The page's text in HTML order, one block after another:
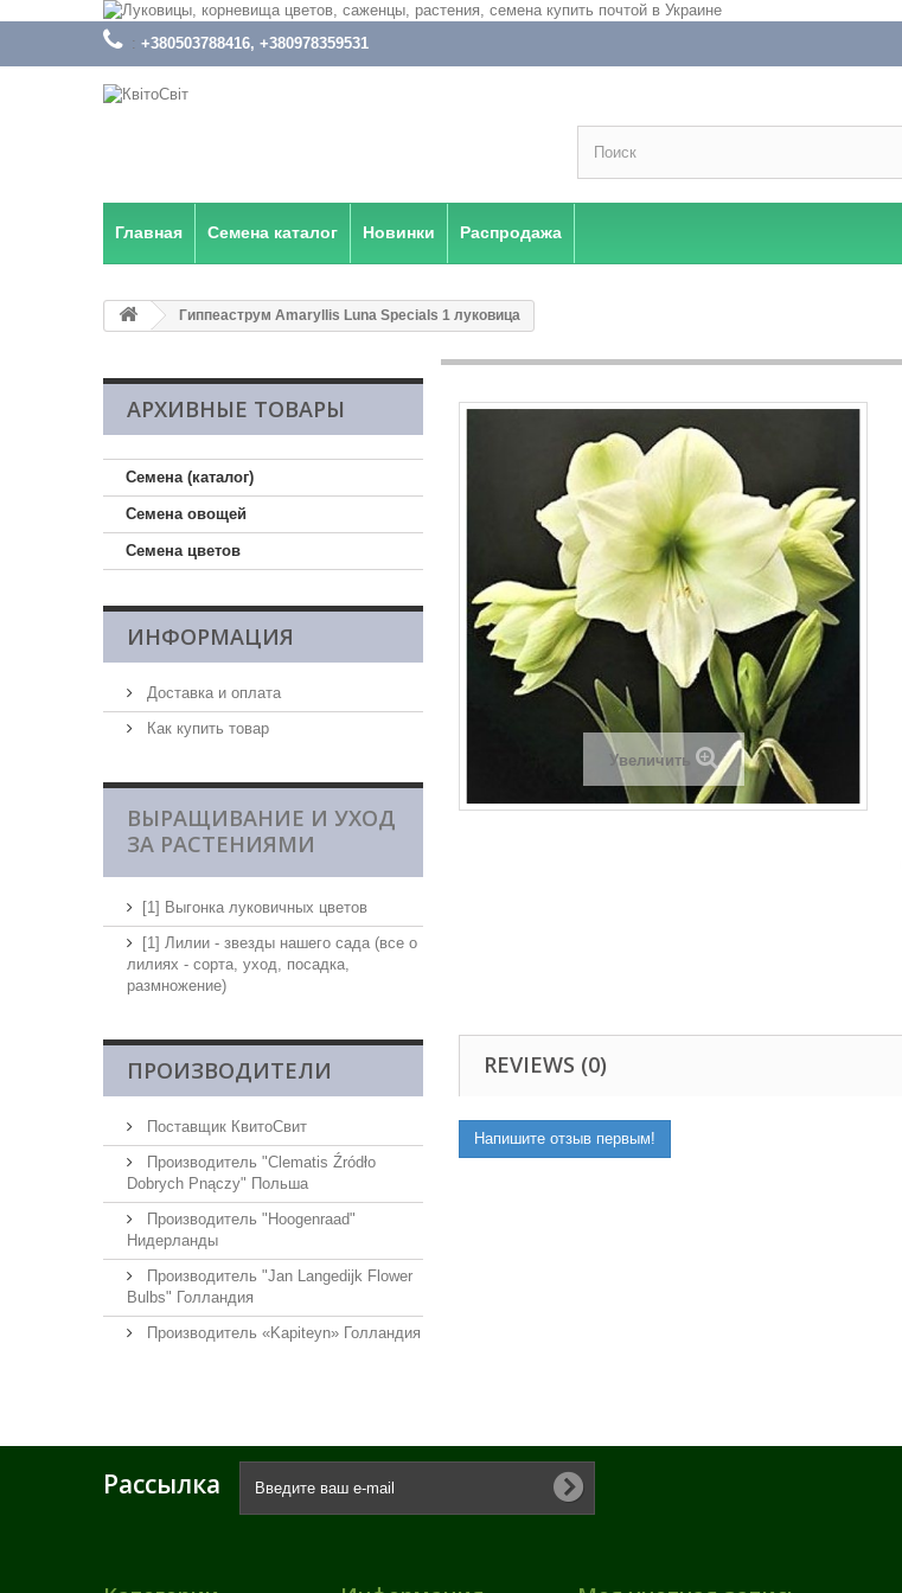
: +380503788416, +380978359531
Главная Семена каталог Новинки Распродажа
Гиппеаструм Amaryllis Luna Specials 1 луковица
АРХИВНЫЕ ТОВАРЫ
Семена (каталог)
Семена овощей
Семена цветов
ИНФОРМАЦИЯ
Доставка и оплата
Как купить товар
ВЫРАЩИВАНИЕ И УХОД
ЗА РАСТЕНИЯМИ
[1] Выгонка луковичных цветов
[1] Лилии - звезды нашего сада (все о
лилиях - сорта, уход, посадка,
размножение)
ПРОИЗВОДИТЕЛИ
Поставщик КвитоСвит
Производитель "Clematis Źródło
Dobrych Pnączy" Польша
Производитель "Hoogenraad"
Нидерланды
Производитель "Jan Langedijk Flower
Bulbs" Голландия
Производитель «Kapiteyn» Голландия
Увеличить
REVIEWS (0)
Напишите отзыв первым!
Рассылка